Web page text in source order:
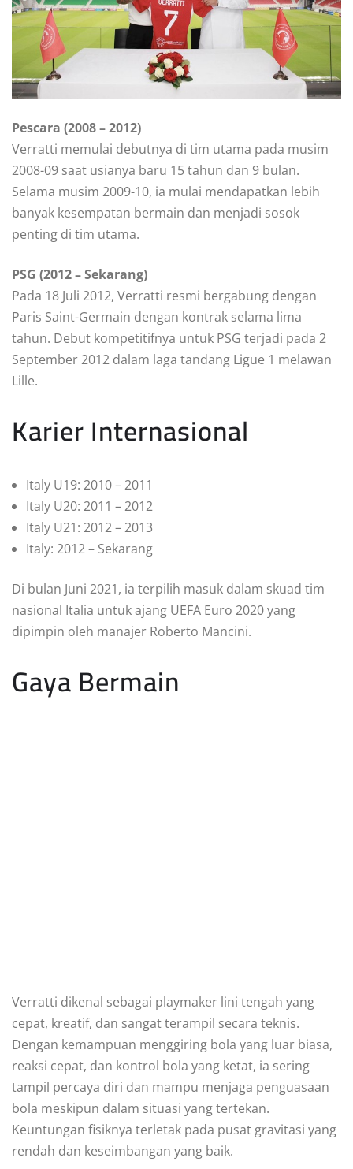
Pescara (2008 – 2012)
Verratti memulai debutnya di tim utama pada musim
2008-09 saat usianya baru 15 tahun dan 9 bulan.
Selama musim 2009-10, ia mulai mendapatkan lebih
banyak kesempatan bermain dan menjadi sosok
penting di tim utama.
PSG (2012 – Sekarang)
Pada 18 Juli 2012, Verratti resmi bergabung dengan
Paris Saint-Germain dengan kontrak selama lima
tahun. Debut kompetitifnya untuk PSG terjadi pada 2
September 2012 dalam laga tandang Ligue 1 melawan
Lille.
Karier Internasional
Italy U19: 2010 – 2011
Italy U20: 2011 – 2012
Italy U21: 2012 – 2013
Italy: 2012 – Sekarang
Di bulan Juni 2021, ia terpilih masuk dalam skuad tim
nasional Italia untuk ajang UEFA Euro 2020 yang
dipimpin oleh manajer Roberto Mancini.
Gaya Bermain
Verratti dikenal sebagai playmaker lini tengah yang
cepat, kreatif, dan sangat terampil secara teknis.
Dengan kemampuan menggiring bola yang luar biasa,
reaksi cepat, dan kontrol bola yang ketat, ia sering
tampil percaya diri dan mampu menjaga penguasaan
bola meskipun dalam situasi yang tertekan.
Keuntungan fisiknya terletak pada pusat gravitasi yang
rendah dan keseimbangan yang baik.